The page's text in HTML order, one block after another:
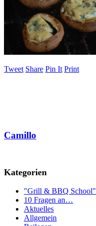
Tweet Share Pin It Print
Camillo
Kategorien
"Grill & BBQ School"
10 Fragen an…
Aktuelles
Allgemein